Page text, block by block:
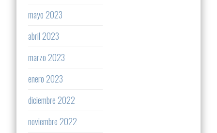
mayo 2023
abril 2023
marzo 2023
enero 2023
diciembre 2022
noviembre 2022